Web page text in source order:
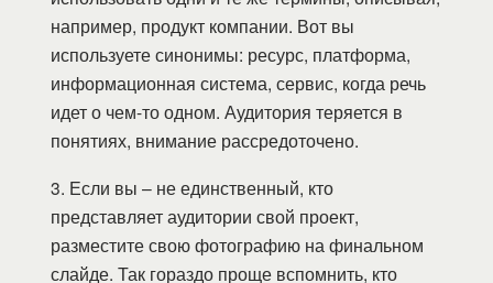
например, продукт компании. Вот вы
используете синонимы: ресурс, платформа,
информационная система, сервис, когда речь
идет о чем-то одном. Аудитория теряется в
понятиях, внимание рассредоточено.
3. Если вы – не единственный, кто
представляет аудитории свой проект,
разместите свою фотографию на финальном
слайде. Так гораздо проще вспомнить, кто